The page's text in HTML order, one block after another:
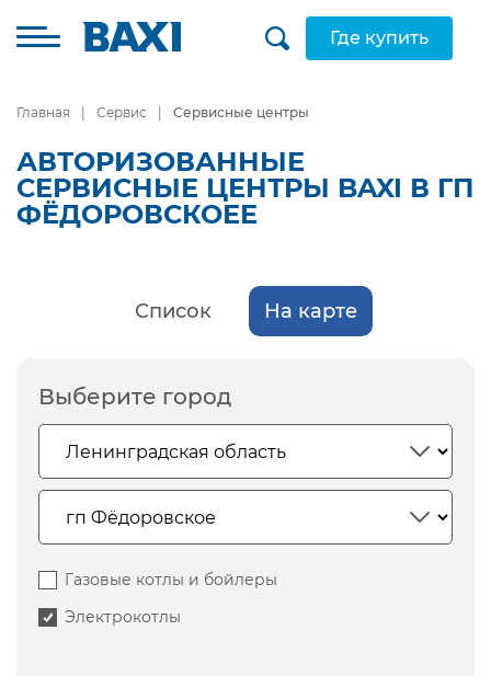
Где купить
Главная Сервис Сервисные центры
АВТОРИЗОВАННЫЕ
СЕРВИСНЫЕ ЦЕНТРЫ BAXI В ГП
ФЁДОРОВСКОЕЕ
Список На карте
Выберите город
Газовые котлы и бойлеры
Электрокотлы